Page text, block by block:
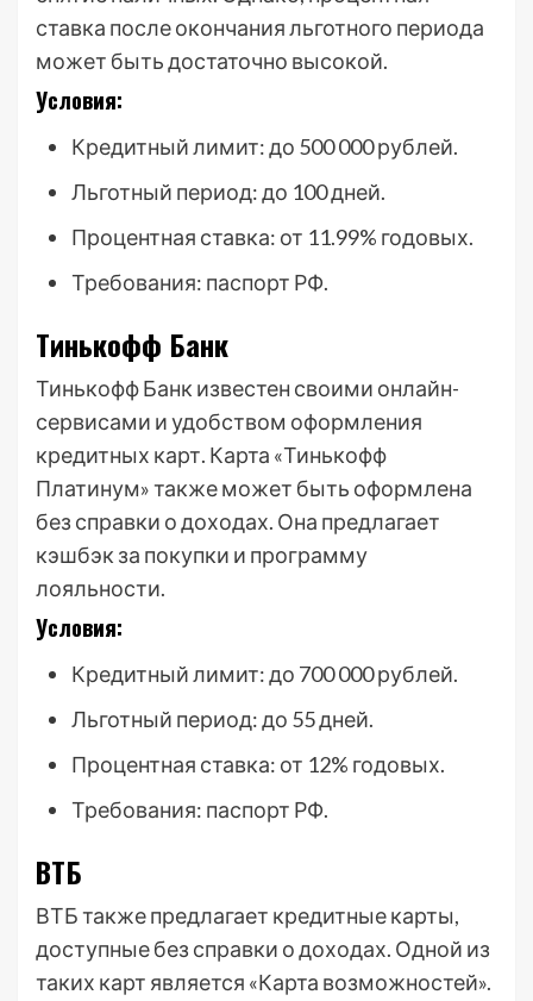
ставка после окончания льготного периода
может быть достаточно высокой.
Условия:
Кредитный лимит: до 500 000 рублей.
Льготный период: до 100 дней.
Процентная ставка: от 11.99% годовых.
Требования: паспорт РФ.
Тинькофф Банк
Тинькофф Банк известен своими онлайн-
сервисами и удобством оформления
кредитных карт. Карта «Тинькофф
Платинум» также может быть оформлена
без справки о доходах. Она предлагает
кэшбэк за покупки и программу
лояльности.
Условия:
Кредитный лимит: до 700 000 рублей.
Льготный период: до 55 дней.
Процентная ставка: от 12% годовых.
Требования: паспорт РФ.
ВТБ
ВТБ также предлагает кредитные карты,
доступные без справки о доходах. Одной из
таких карт является «Карта возможностей».